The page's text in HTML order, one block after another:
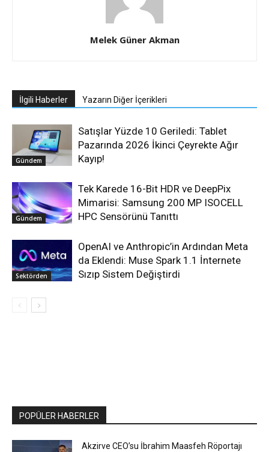
Melek Güner Akman
İlgili Haberler Yazarın Diğer İçerikleri
Gündem
Satışlar Yüzde 10 Geriledi: Tablet
Pazarında 2026 İkinci Çeyrekte Ağır
Kayıp!
Gündem
Tek Karede 16-Bit HDR ve DeepPix
Mimarisi: Samsung 200 MP ISOCELL
HPC Sensörünü Tanıttı
Sektörden
OpenAI ve Anthropic’in Ardından Meta
da Eklendi: Muse Spark 1.1 İnternete
Sızıp Sistem Değiştirdi
POPÜLER HABERLER
Akzirve CEO’su İbrahim Maasfeh Röportajı